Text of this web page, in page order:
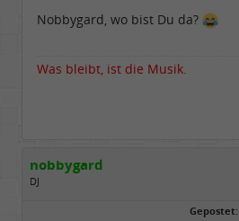
Nobbygard, wo bist Du da?
Was bleibt, ist die Musik.
nobbygard
DJ
Schleswig-HolsteinGepostet: